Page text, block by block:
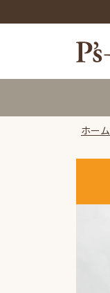
ホーム